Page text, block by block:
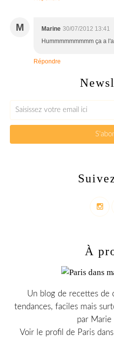
M Marine 30/07/2012 13:41
Hummmmmmmmm ça a
Répondre
À
Un blog de recettes de
tendances, faciles mais
par Marie
Voir le profil de Paris